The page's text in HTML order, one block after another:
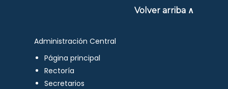
Volver arriba ∧
Administración Central
Página principal
Rectoría
Secretarios